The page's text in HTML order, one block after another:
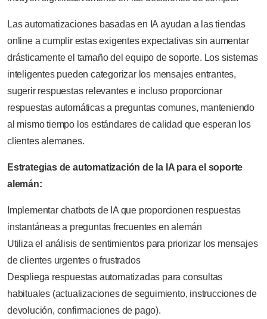
Las automatizaciones basadas en IA ayudan a las tiendas
online a cumplir estas exigentes expectativas sin aumentar
drásticamente el tamaño del equipo de soporte. Los sistemas
inteligentes pueden categorizar los mensajes entrantes,
sugerir respuestas relevantes e incluso proporcionar
respuestas automáticas a preguntas comunes, manteniendo
al mismo tiempo los estándares de calidad que esperan los
clientes alemanes.
Estrategias de automatización de la IA para el soporte
alemán:
Implementar chatbots de IA que proporcionen respuestas
instantáneas a preguntas frecuentes en alemán
Utiliza el análisis de sentimientos para priorizar los mensajes
de clientes urgentes o frustrados
Despliega respuestas automatizadas para consultas
habituales (actualizaciones de seguimiento, instrucciones de
devolución, confirmaciones de pago).